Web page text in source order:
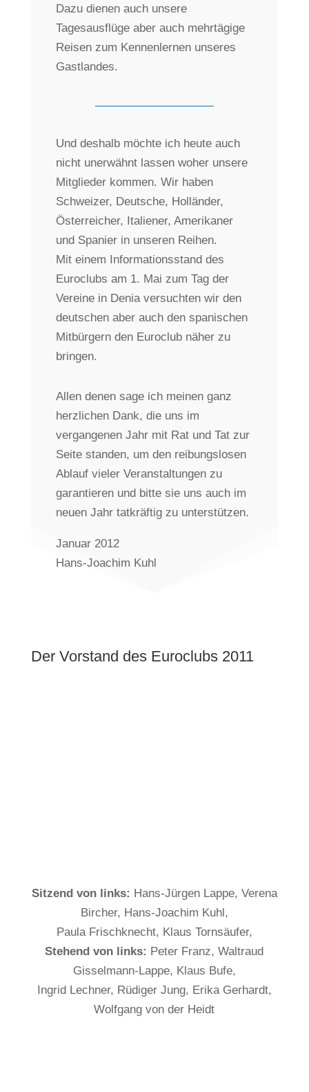
Dazu dienen auch unsere
Tagesausflüge aber auch mehrtägige
Reisen zum Kennenlernen unseres
Gastlandes.
Und deshalb möchte ich heute auch
nicht unerwähnt lassen woher unsere
Mitglieder kommen. Wir haben
Schweizer, Deutsche, Holländer,
Österreicher, Italiener, Amerikaner
und Spanier in unseren Reihen.
Mit einem Informationsstand des
Euroclubs am 1. Mai zum Tag der
Vereine in Denia versuchten wir den
deutschen aber auch den spanischen
Mitbürgern den Euroclub näher zu
bringen.
Allen denen sage ich meinen ganz
herzlichen Dank, die uns im
vergangenen Jahr mit Rat und Tat zur
Seite standen, um den reibungslosen
Ablauf vieler Veranstaltungen zu
garantieren und bitte sie uns auch im
neuen Jahr tatkräftig zu unterstützen.
Januar 2012
Hans-Joachim Kuhl
Der Vorstand des Euroclubs 2011
Sitzend von links: Hans-Jürgen Lappe, Verena
Bircher, Hans-Joachim Kuhl,
Paula Frischknecht, Klaus Tornsäufer,
Stehend von links: Peter Franz, Waltraud
Gisselmann-Lappe, Klaus Bufe,
Ingrid Lechner, Rüdiger Jung, Erika Gerhardt,
Wolfgang von der Heidt